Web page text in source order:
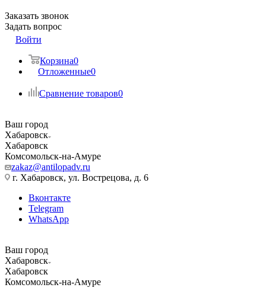
Заказать звонок
Задать вопрос
Войти
Корзина0
Отложенные0
Сравнение товаров0
Ваш город
Хабаровск
Хабаровск
Комсомольск-на-Амуре
zakaz@antilopadv.ru
г. Хабаровск, ул. Вострецова, д. 6
Вконтакте
Telegram
WhatsApp
Ваш город
Хабаровск
Хабаровск
Комсомольск-на-Амуре